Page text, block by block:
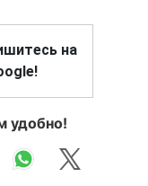
на
удобно!